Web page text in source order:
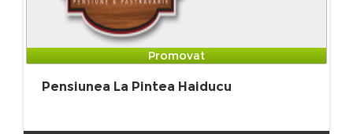
Promovat
Pensiunea La Pintea Haiducu